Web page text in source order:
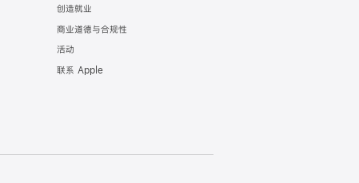
创造就业
商业道德与合规性
活动
联系 Apple